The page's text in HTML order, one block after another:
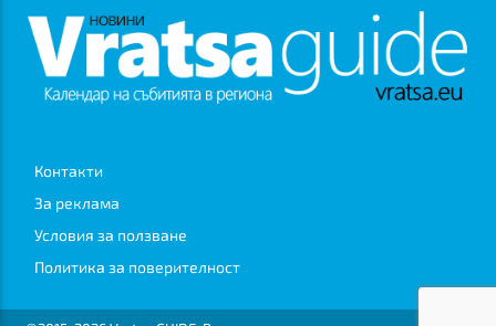
Контакти
За реклама
Условия за ползване
Политика за поверителност